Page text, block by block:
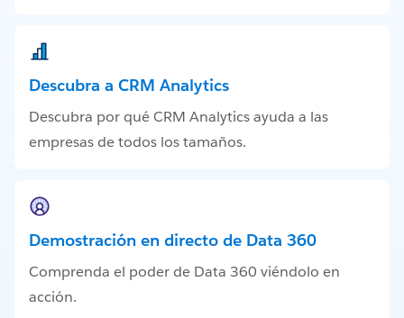
Descubra a CRM Analytics
Descubra por qué CRM Analytics ayuda a las
empresas de todos los tamaños.
Demostración en directo de Data 360
Comprenda el poder de Data 360 viéndolo en
acción.